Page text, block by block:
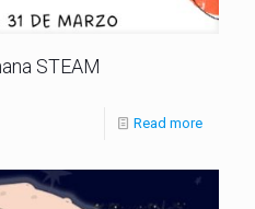
STEAM
Read more